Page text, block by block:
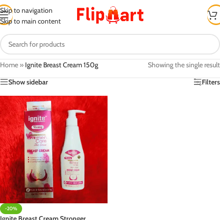
Skip to navigation
Skip to main content
Home » Ignite Breast Cream 150g
Showing the single result
Show sidebar
Filters
-20%